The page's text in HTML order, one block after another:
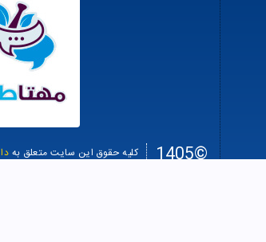
©1405 کلیه حقوق این سایت متعلق به